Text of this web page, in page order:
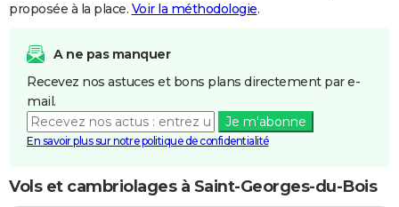
proposée à la place. Voir la méthodologie.
A ne pas manquer
Recevez nos astuces et bons plans directement par e-
mail.
Je m'abonne
En savoir plus sur notre politique de confidentialité
Vols et cambriolages à Saint-Georges-du-Bois